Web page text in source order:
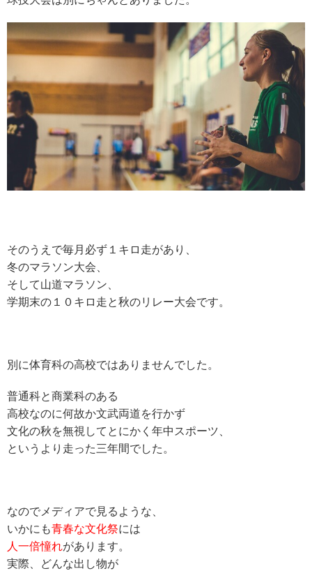
そのうえで毎月必ず１キロ走があり、
冬のマラソン大会、
そして山道マラソン、
学期末の１０キロ走と秋のリレー大会です。
別に体育科の高校ではありませんでした。
普通科と商業科のある
高校なのに何故か文武両道を行かず
文化の秋を無視してとにかく年中スポーツ、
というより走った三年間でした。
なのでメディアで見るような、
いかにも青春な文化祭には
人一倍憧れがあります。
実際、どんな出し物が